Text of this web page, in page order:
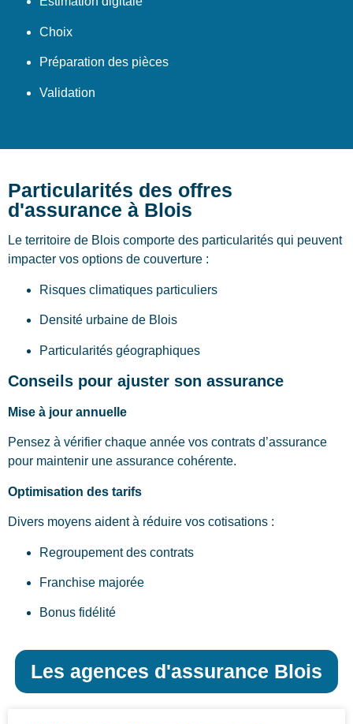
Choix
Préparation des pièces
Validation
Particularités des offres
d'assurance à Blois
Le territoire de Blois comporte des particularités qui peuvent
impacter vos options de couverture :
Risques climatiques particuliers
Densité urbaine de Blois
Particularités géographiques
Conseils pour ajuster son assurance
Mise à jour annuelle
Pensez à vérifier chaque année vos contrats d’assurance
pour maintenir une assurance cohérente.
Optimisation des tarifs
Divers moyens aident à réduire vos cotisations :
Regroupement des contrats
Franchise majorée
Bonus fidélité
Les agences d'assurance Blois